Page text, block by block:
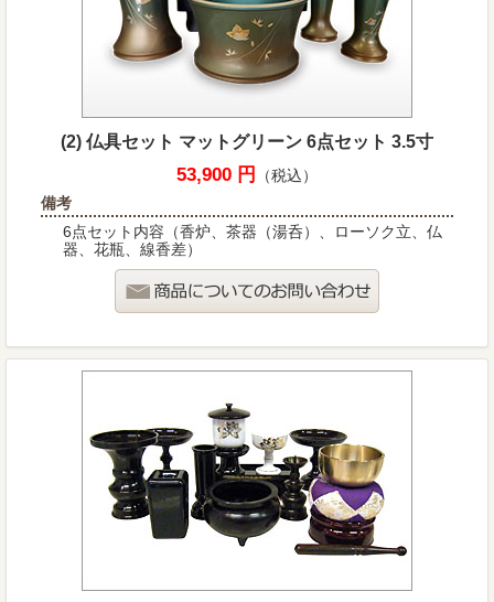
(2) 仏具セット マットグリーン 6点セット 3.5寸
53,900 円
（税込）
備考
6点セット内容（香炉、茶器（湯呑）、ローソク立、仏
器、花瓶、線香差）